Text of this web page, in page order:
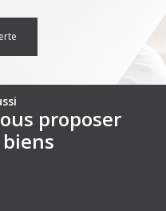
proposer